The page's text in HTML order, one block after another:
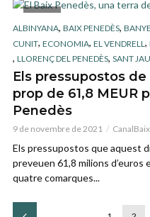
ALBINYANA, BAIX PENEDÈS,
CUNIT, ECONOMIA, EL VENDRELL ,
, LLORENÇ DEL PENEDÈS, SANT
Els pressupostos
prop de 61,8 MEUR
Penedès
9 de novembre de 2021
Els pressupostos que aquest
preveuen 61,8 milions d’euros
quatre comarques...